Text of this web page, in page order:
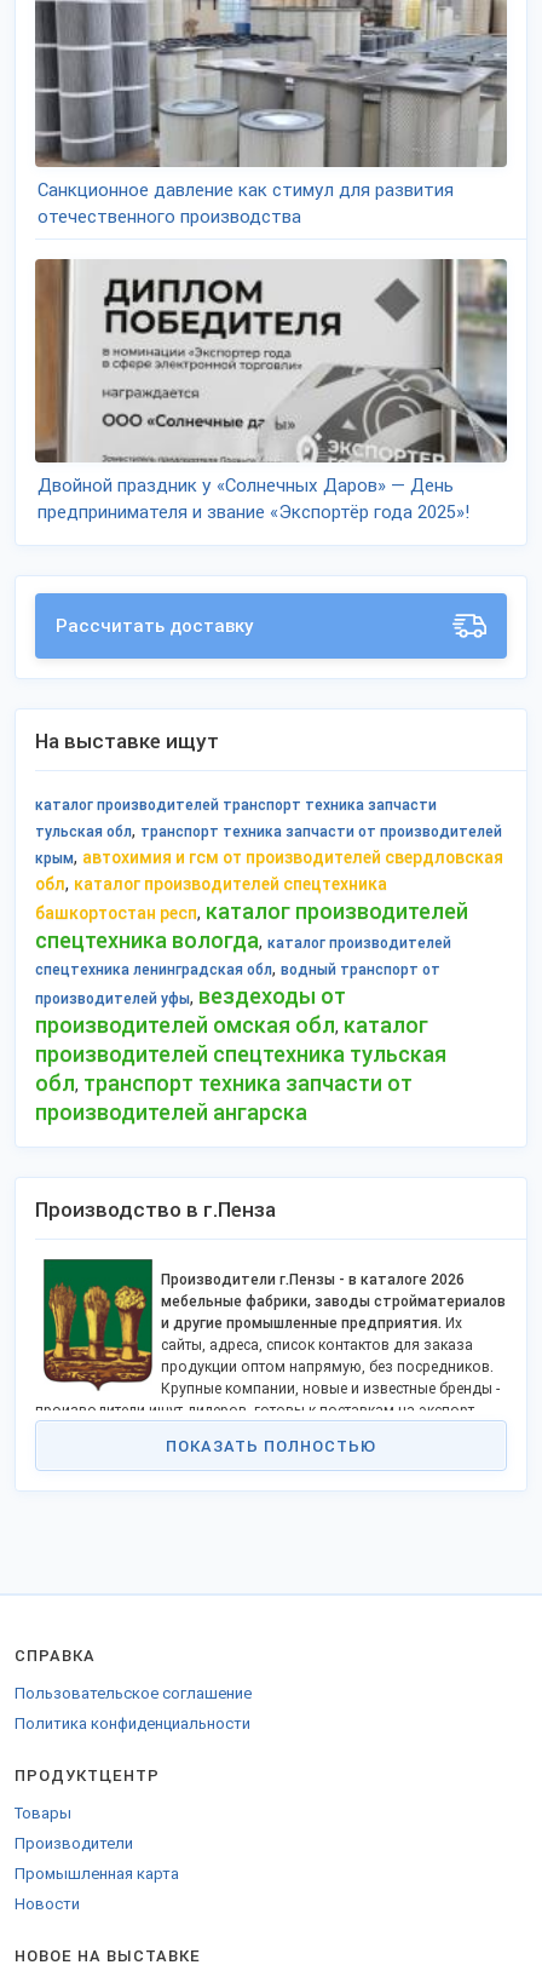
Санкционное давление как стимул для развития
отечественного производства
Двойной праздник у «Солнечных Даров» — День
предпринимателя и звание «Экспортёр года 2025»!
Рассчитать доставку
На выставке ищут
каталог производителей транспорт техника запчасти
тульская обл, транспорт техника запчасти от производителей
крым, автохимия и гсм от производителей свердловская
обл, каталог производителей спецтехника
башкортостан респ, каталог производителей
спецтехника вологда, каталог производителей
спецтехника ленинградская обл, водный транспорт от
производителей уфы, вездеходы от
производителей омская обл, каталог
производителей спецтехника тульская
обл, транспорт техника запчасти от
производителей ангарска
Производство в г.Пенза
Производители г.Пензы - в каталоге 2026
мебельные фабрики, заводы стройматериалов
и другие промышленные предприятия. Их
сайты, адреса, список контактов для заказа
продукции оптом напрямую, без посредников.
Крупные компании, новые и известные бренды -
производители ищут дилеров, готовы к поставкам на экспорт.
Пенза появилась как город России в 1663-м году. Площадь
города невелика - 304 кв. км. Человек, проживающих в столице
мягкой мебели и кухонь;
медицинского и химического оборудования (Пенза -
трубопроводной арматуры и труб;
вычислительной техники;
Также в Пензе выпускают: обои, женские сумки, мебель,
другие категории товаров.
Что производят в Пензе? Мы ответили на этот вопрос
в этом, оцените продукцию компаний в каталогах интернет-
выставки!
ПОКАЗАТЬ ПОЛНОСТЬЮ
СПРАВКА
Пользовательское соглашение
Политика конфиденциальности
ПРОДУКТЦЕНТР
Товары
Производители
Промышленная карта
Новости
НОВОЕ НА ВЫСТАВКЕ